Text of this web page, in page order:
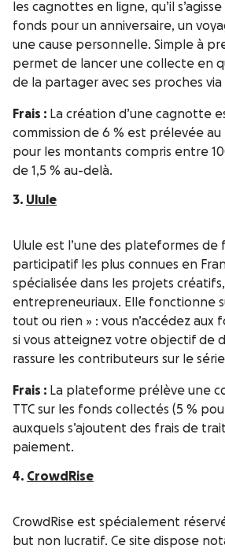
les cagnottes en ligne, qu’il
fonds pour un anniversaire, un
une cause personnelle. Simple à
permet de lancer une collecte en
de la partager avec ses proches via
Frais : La création d’une cagnotte
commission de 6 % est prélevée
pour les montants compris entre
de 1,5 % au-delà.
3. Ulule
Ulule est l’une des plateformes de
participatif les plus connues en
spécialisée dans les projets
entrepreneuriaux. Elle fonctionne
tout ou rien » : vous n’accédez aux
si vous atteignez votre objectif de
rassure les contributeurs sur le
Frais : La plateforme prélève une
TTC sur les fonds collectés (5 %
auxquels s’ajoutent des frais de
paiement.
4. CrowdRise
CrowdRise est spécialement
but non lucratif. Ce site dispose